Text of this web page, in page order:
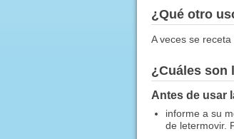
¿Qué otro
A veces se
¿Cuáles son
Antes de usar
informe a su
de letermovir.